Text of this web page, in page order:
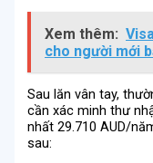
Xem thêm:
cho người mới
Sau lăn vân tay,
cần xác minh thư
nhất 29.710 AUD/
sau: